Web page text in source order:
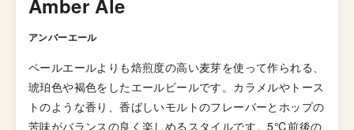
Amber Ale
アンバーエール
ペールエールよりも焙煎度の高い麦芽を使って作られる、
琥珀色や褐色をしたエールビールです。カラメルやトース
トのような香り、香ばしいモルトのフレーバーとホップの
苦味がバランスの良く楽しめるスタイルです。5℃前後の